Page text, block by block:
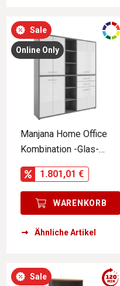
Sale
Online Only
Manjana Home Office
Kombination -Glas-
TEXAS
1.801,01 €
WARENKORB
Ähnliche Artikel
Sale